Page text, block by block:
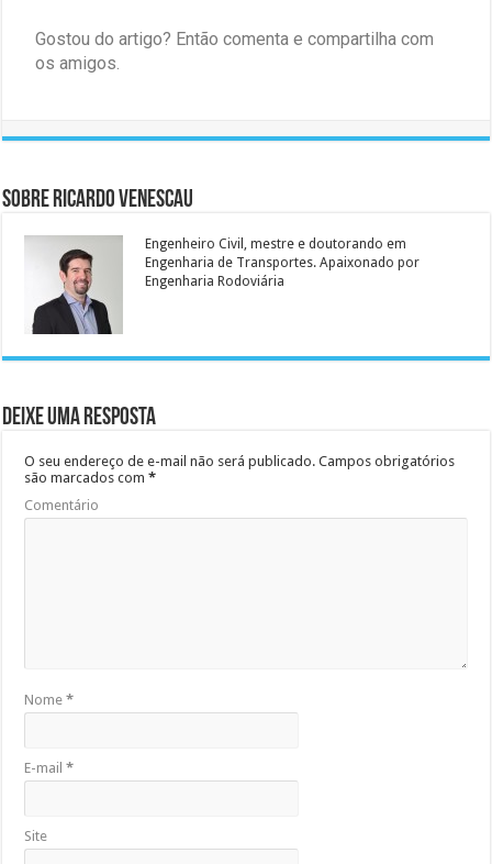
Gostou do artigo? Então comenta e compartilha com
os amigos.
Sobre Ricardo Venescau
Engenheiro Civil, mestre e doutorando em
Engenharia de Transportes. Apaixonado por
Engenharia Rodoviária
Deixe uma resposta
O seu endereço de e-mail não será publicado. Campos obrigatórios
são marcados com*
Comentário
Nome*
E-mail*
Site